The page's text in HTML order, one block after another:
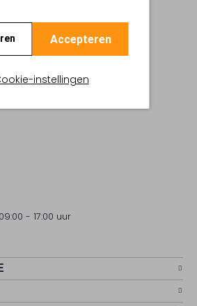
Accepteren
instellingen
- 17:00 uur